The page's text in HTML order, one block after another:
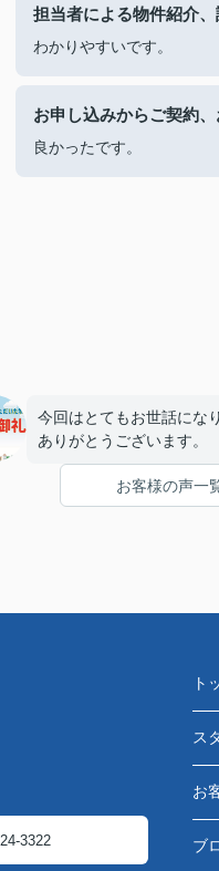
担当者による物件紹介
わかりやすいです。
お申し込みからご契約
良かったです。
今回はとてもお世話にな
ありがとうございます。
お客様の声一
3322
ト
ス
お
ブ